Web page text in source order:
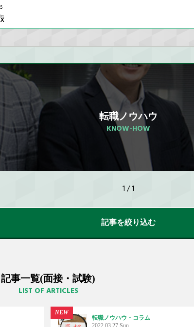
転職ノウハウ
KNOW-HOW
1 / 1
記事を絞り込む
記事一覧(面接・試験)
LIST OF ARTICLES
NEW
転職ノウハウ・コラム
2022.03.27 Sun